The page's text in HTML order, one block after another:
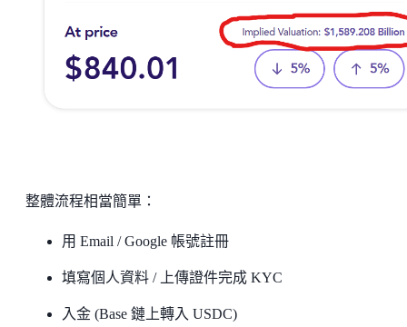
整體流程相當簡單：
用 Email / Google 帳號註冊
填寫個人資料 / 上傳證件完成 KYC
入金 (Base 鏈上轉入 USDC)